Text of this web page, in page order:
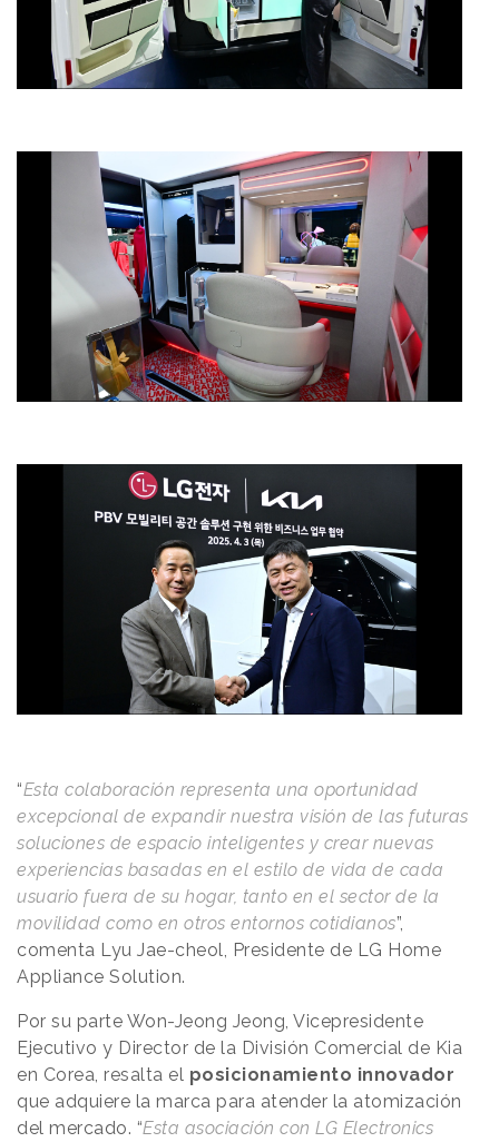
“Esta colaboración representa una oportunidad
excepcional de expandir nuestra visión de las futuras
soluciones de espacio inteligentes y crear nuevas
experiencias basadas en el estilo de vida de cada
usuario fuera de su hogar, tanto en el sector de la
movilidad como en otros entornos cotidianos”,
comenta Lyu Jae-cheol, Presidente de LG Home
Appliance Solution.
Por su parte Won-Jeong Jeong, Vicepresidente
Ejecutivo y Director de la División Comercial de Kia
en Corea, resalta el posicionamiento innovador
que adquiere la marca para atender la atomización
del mercado. “Esta asociación con LG Electronics